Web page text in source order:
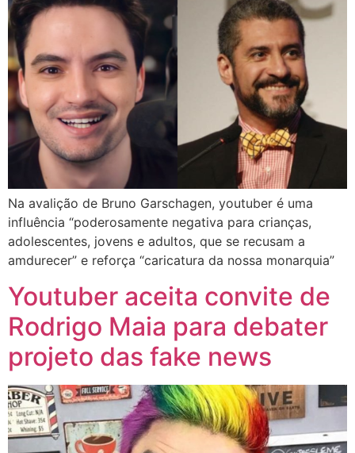
Na avalição de Bruno Garschagen, youtuber é uma
influência “poderosamente negativa para crianças,
adolescentes, jovens e adultos, que se recusam a
amdurecer” e reforça “caricatura da nossa monarquia”
Youtuber aceita convite de
Rodrigo Maia para debater
projeto das fake news